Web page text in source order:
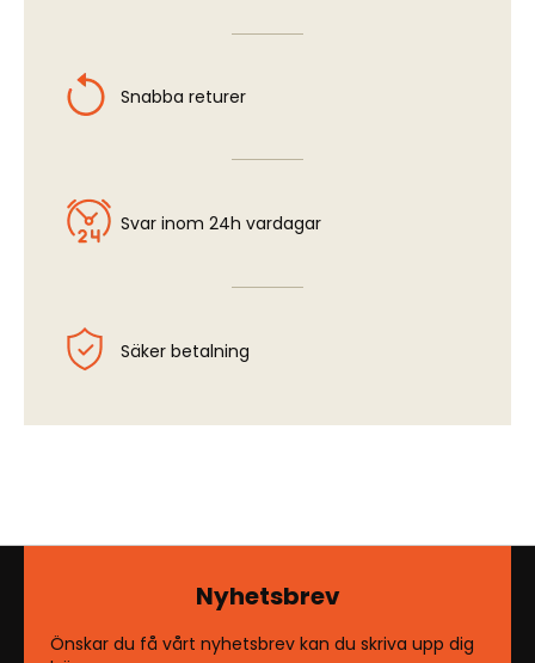
Snabba returer
Svar inom 24h vardagar
Säker betalning
Nyhetsbrev
Önskar du få vårt nyhetsbrev kan du skriva upp dig